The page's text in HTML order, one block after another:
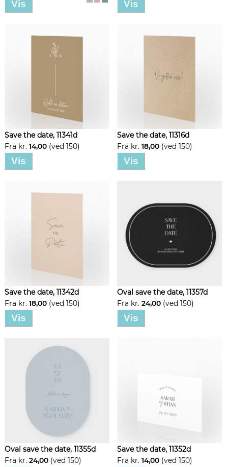
Vis Vis
Save the date, 11341d
Fra kr. 14,00 (ved 150)
Vis
Save the date, 11316d
Fra kr. 18,00 (ved 150)
Vis
Save the date, 11342d
Fra kr. 18,00 (ved 150)
Vis
Oval save the date, 11357d
Fra kr. 24,00 (ved 150)
Vis
Oval save the date, 11355d
Fra kr. 24,00 (ved 150)
Save the date, 11352d
Fra kr. 14,00 (ved 150)